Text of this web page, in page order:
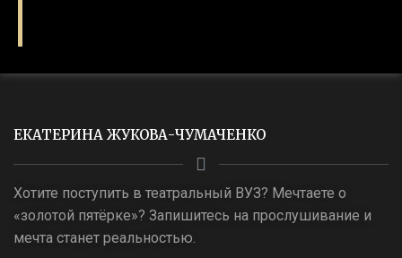
ЕКАТЕРИНА ЖУКОВА-ЧУМАЧЕНКО
Хотите поступить в театральный ВУЗ? Мечтаете о
«золотой пятёрке»? Запишитесь на прослушивание и
мечта станет реальностью.